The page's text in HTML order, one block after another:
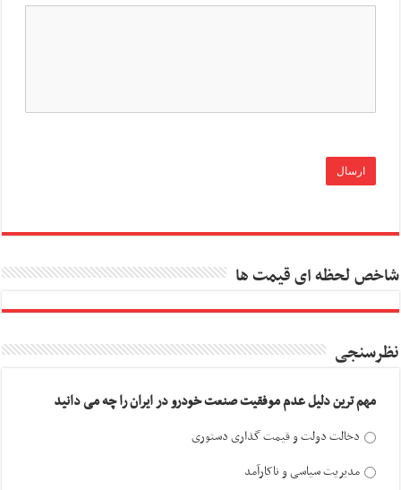
شاخص لحظه ای قیمت ها
نظرسنجی
مهم ترین دلیل عدم موفقیت صنعت خودرو در ایران را چه می دانید
دخالت دولت و قیمت گذاری دستوری
مدیریت سیاسی و ناکارآمد